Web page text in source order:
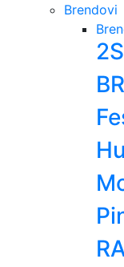
Brendovi